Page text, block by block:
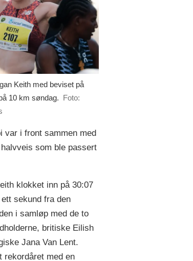
Keith med beviset på
10 km søndag. Foto:
var i front sammen med
som ble passert
klokket inn på 30:07
sekund fra den
i samløp med de to
britiske Eilish
Jana Van Lent.
rekordåret med en